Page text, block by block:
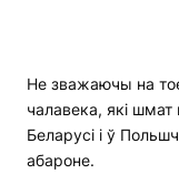
Не зважаючы на
чалавека, які
Беларусі і ў
абароне.